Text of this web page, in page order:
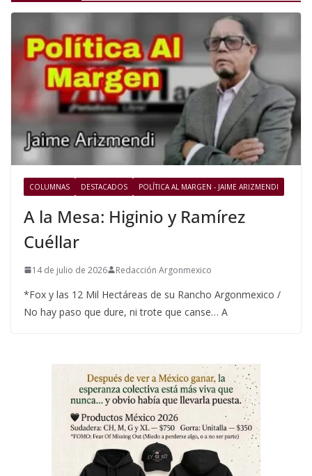
COLUMNAS DESTACADOS POLÍTICA AL MARGEN - JAIME ARIZMENDI
A la Mesa: Higinio y Ramírez
Cuéllar
14 de julio de 2026 Redacción Argonmexico
*Fox y las 12 Mil Hectáreas de su Rancho Argonmexico /
No hay paso que dure, ni trote que canse… A